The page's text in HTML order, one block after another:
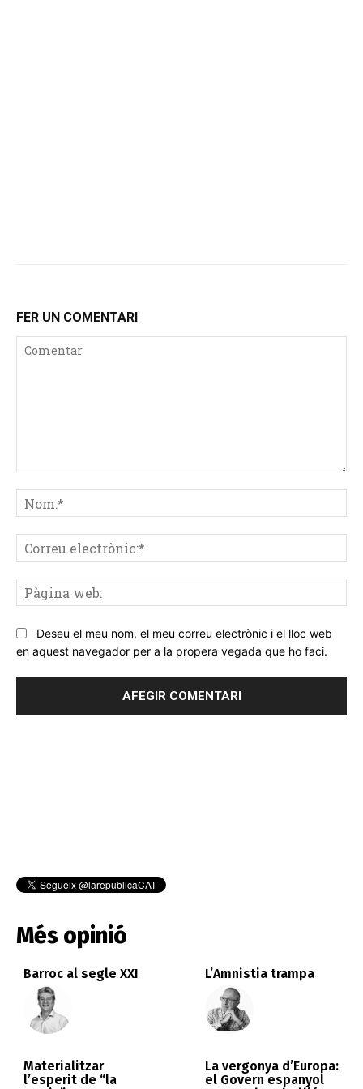
FER UN COMENTARI
Deseu el meu nom, el meu correu electrònic i el lloc web
en aquest navegador per a la propera vegada que ho faci.
Més opinió
Barroc al segle XXI L’Amnistia trampa
Materialitzar
l’esperit de “la
La vergonya d’Europa:
el Govern espanyol